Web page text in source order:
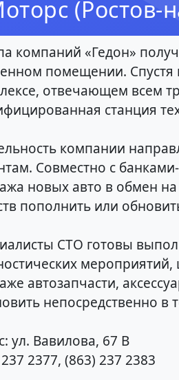
(Ростов-
компаний «Гедон»
помещении. Спустя
отвечающем всем
станция
компании
Совместно с
новых авто в обмен
пополнить или
СТО готовы
автозапчасти,
непосредственно в
ул. Вавилова, 67 В
2377, (863) 237 2383